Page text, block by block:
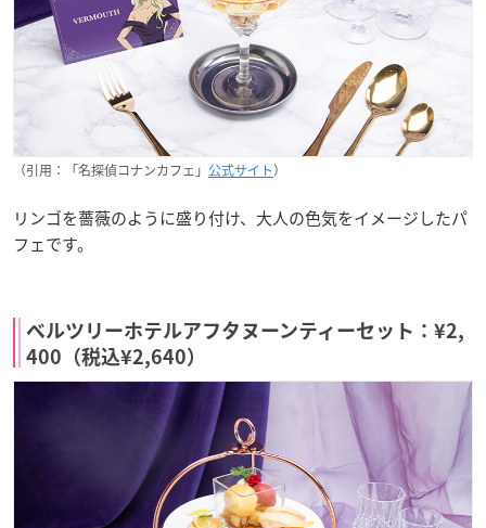
（引用：「名探偵コナンカフェ」 公式サイト）
リンゴを薔薇のように盛り付け、大人の色気をイメージしたパ
フェです。
ベルツリーホテルアフタヌーンティーセット：¥2,
400（税込¥2,640）